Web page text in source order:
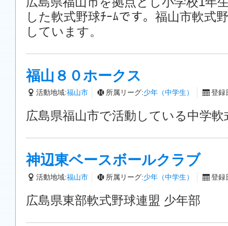
した軟式野球ﾁｰﾑです。福山市軟式
しています。
福山８０ホークス
活動地域:福山市 所属リーグ:少年（中学生） 登録
広島県福山市で活動している中学
神辺東ベースボールクラブ
活動地域:福山市 所属リーグ:少年（中学生） 登録
広島県東部軟式野球連盟 少年部